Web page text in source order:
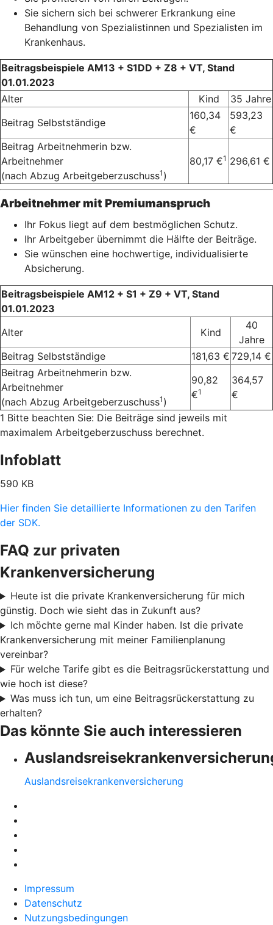
Sie sichern sich bei schwerer Erkrankung eine
Behandlung von Spezialistinnen und Spezialisten im
Krankenhaus.
Beitragsbeispiele AM13 + S1DD + Z8 + VT, Stand
01.01.2023
Alter
Kind
35 Jahre
Beitrag Selbstständige
160,34
€
593,23
€
Beitrag Arbeitnehmerin bzw.
Arbeitnehmer
(nach Abzug Arbeitgeberzuschuss1 )
80,17 €1 296,61 €
Arbeitnehmer mit Premiumanspruch
Ihr Fokus liegt auf dem bestmöglichen Schutz.
Ihr Arbeitgeber übernimmt die Hälfte der Beiträge.
Sie wünschen eine hochwertige, individualisierte
Absicherung.
Beitragsbeispiele AM12 + S1 + Z9 + VT, Stand
01.01.2023
Alter
Kind
40
Jahre
Beitrag Selbstständige
181,63 € 729,14 €
Beitrag Arbeitnehmerin bzw.
Arbeitnehmer
(nach Abzug Arbeitgeberzuschuss1 )
90,82
€1
364,57
€
1 Bitte beachten Sie: Die Beiträge sind jeweils mit
maximalem Arbeitgeberzuschuss berechnet.
Infoblatt
590 KB
Hier finden Sie detaillierte Informationen zu den Tarifen
der SDK.
FAQ zur privaten
Krankenversicherung
Heute ist die private Krankenversicherung für mich
günstig. Doch wie sieht das in Zukunft aus?
Ich möchte gerne mal Kinder haben. Ist die private
Krankenversicherung mit meiner Familienplanung
vereinbar?
Für welche Tarife gibt es die Beitragsrückerstattung und
wie hoch ist diese?
Was muss ich tun, um eine Beitragsrückerstattung zu
erhalten?
Das könnte Sie auch interessieren
Auslandsreisekrankenversicherung
Impressum
Datenschutz
Nutzungsbedingungen